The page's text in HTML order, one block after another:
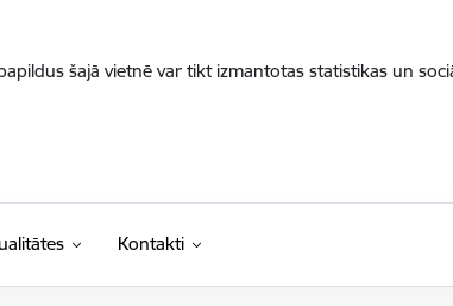
šajā vietnē var tikt izmantotas statistikas un
Kontakti